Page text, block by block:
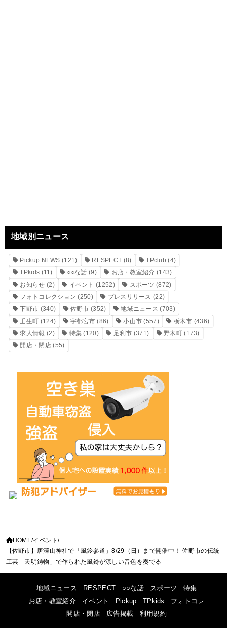
地域別ニュース
Pickup NEWS (121) RESPECT (8) TPclub (4)
TPkids (11) ○○な話 (9) お店・教室紹介 (143)
お知らせ (2) イベント (1252) スポーツ (872)
フォトコレクション (250) プレスリリース (22)
下野市 (340) 佐野市 (352) 地域ニュース (703)
壬生町 (124) 宇都宮市 (86) 小山市 (557) 栃木市 (436)
求人情報 (2) 特集 (120) 足利市 (371) 野木町(173)
開店・閉店(55)
HOME イベント
【佐野市】唐澤山神社で「風鈴参道」8/29（日）まで開催中！ 佐野市の伝統
工芸「天明鋳物」で作られた風鈴が涼しい音色を奏でる
地域ニュース RESPECT ○○な話 スポーツ
特集
お店・教室紹介
イベント Pickup TPkids
フォトコレ
開店・閉店
広告掲載 利用規約